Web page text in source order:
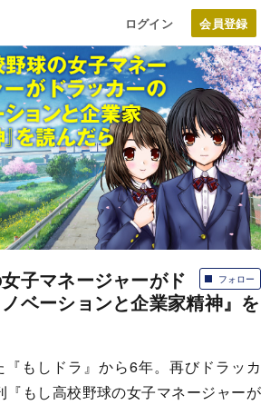
ログイン
フォロー
子マネージャーがド
ベーションと企業家精神』を
もしドラ』から6年。再びドラッカ
『もし高校野球の女子マネージャーが